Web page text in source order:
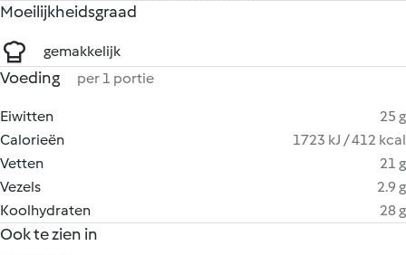
Moeilijkheidsgraad
gemakkelijk
Voeding per 1 portie
Eiwitten
25 g
Calorieën
1723 kJ / 412 kcal
Vetten
21 g
Vezels
2.9 g
Koolhydraten
28 g
Ook te zien in